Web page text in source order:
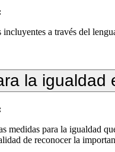
a través del
la igualdad
medidas para la igualdad
de reconocer la